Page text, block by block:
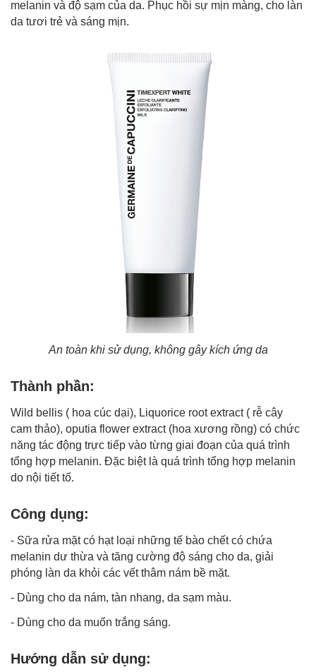
melanin và độ sạm của da. Phục hồi sự mịn màng, cho làn
da tươi trẻ và sáng mịn.
An toàn khi sử dụng, không gây kích ứng da
Thành phần:
Wild bellis ( hoa cúc dại), Liquorice root extract ( rễ cây
cam thảo), oputia flower extract (hoa xương rồng) có chức
năng tác động trực tiếp vào từng giai đoạn của quá trình
tổng hợp melanin. Đặc biệt là quá trình tổng hợp melanin
do nội tiết tố.
Công dụng:
- Sữa rửa mặt có hạt loại những tế bào chết có chứa
melanin dư thừa và tăng cường độ sáng cho da, giải
phóng làn da khỏi các vết thâm nám bề mặt.
- Dùng cho da nám, tàn nhang, da sạm màu.
- Dùng cho da muốn trắng sáng.
Hướng dẫn sử dụng: